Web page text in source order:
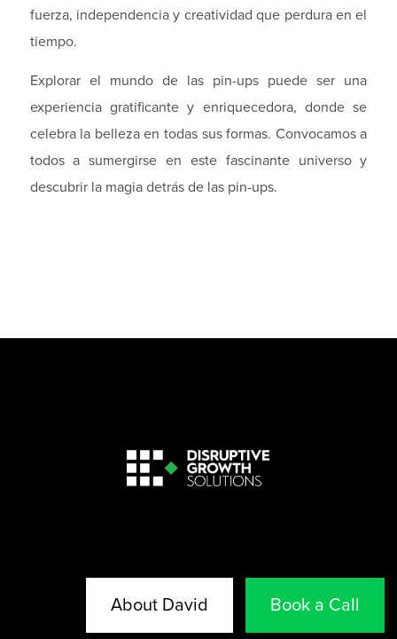
fuerza, independencia y creatividad que perdura en el
tiempo.
Explorar el mundo de las pin-ups puede ser una
experiencia gratificante y enriquecedora, donde se
celebra la belleza en todas sus formas. Convocamos a
todos a sumergirse en este fascinante universo y
descubrir la magia detrás de las pin-ups.
About David Book a Call